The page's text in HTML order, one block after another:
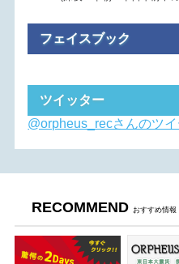
尚、7月中の8月1日以降の
にてご対応させていただき
人営業対応など、
皆様がより柔軟に、快適に
今後も進めてまいります。
す。
2026-07-01
SOUND STUDIO Ｍ
定のお知らせ
いつも SOUND STUDIO
フェイスブック
ツイッター
@orpheus_recさんのツイ
RECOMMEND おすすめ情報